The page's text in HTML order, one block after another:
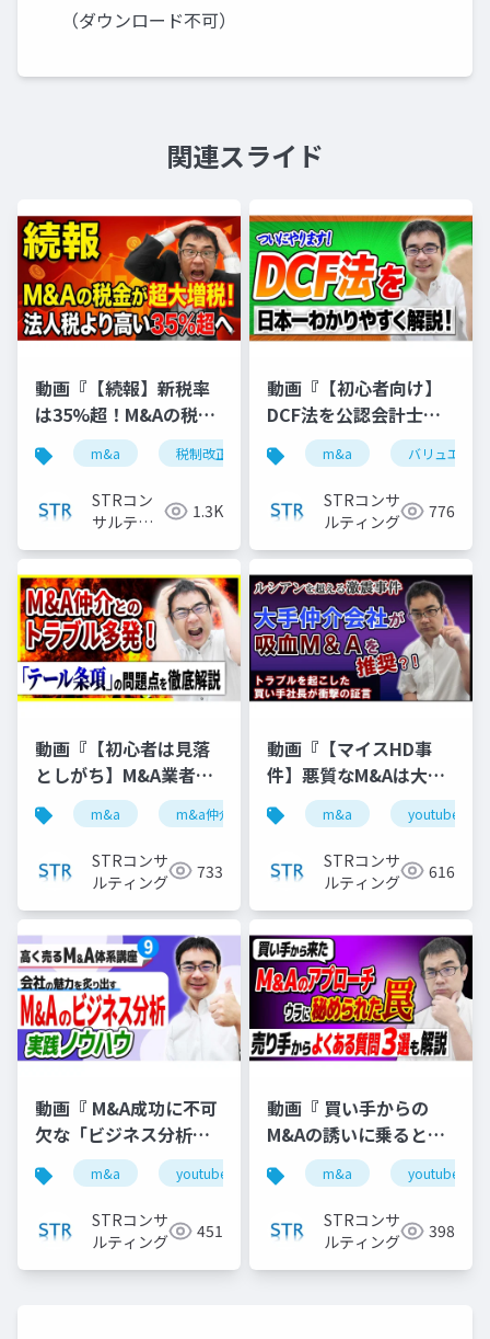
（ダウンロード不可）
関連スライド
動画『【続報】新税率
は35%超！M&Aの税金
が大幅増税｜3.5億円か
ら対象に』で投影した
m&a 税制改正 税金ミニマム課税 税理士
STRコン
サルティ
1.3K
動画『【初心者向け】
DCF法を公認会計士が
日本一わかりやすく解
説 』で投影した資料
m&a バリュエー
STRコンサ
ルティング
776
動画『【初心者は見落
としがち】M&A業者の
「テール条項」悪用ト
ラブル３選』で投影し
m&a m&a仲介 テール条項 youtube
STRコンサ
ルティング
733
動画『【マイスHD事
件】悪質なM&Aは大手
仲介が提案した？ルシ
アン以上の激震かも 』
で投影した資料
m&a youtube
STRコンサ
ルティング
616
動画『 M&A成功に不可
欠な「ビジネス分析」
の実践ノウハウ 』で投
影した資料
m&a youtube バリュエーション 企業価
STRコンサ
ルティング
451
動画『 買い手からの
M&Aの誘いに乗るとこ
んな仕組みで損しま
す！【M&A相談
FAQ】』で投影した資
料
m&a youtube
STRコンサ
ルティング
398